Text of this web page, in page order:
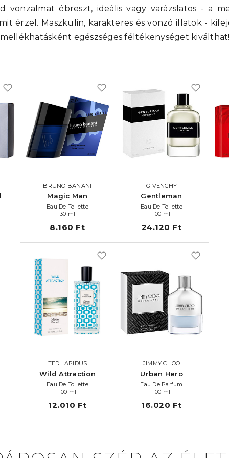
vonzalmat ébreszt, ideális vagy varázslatos - a
érzel. Maszkulin, karakteres és vonzó illatok -
egészséges féltékenységet
BRUNO BANANI
Magic Man
Eau De Toilette
30 ml
8.160 Ft
GIVENCHY
Gentleman
Eau De Toilette
100 ml
24.120 Ft
TED LAPIDUS
Wild Attraction
Eau De Toilette
100 ml
12.010 Ft
JIMMY CHOO
Urban Hero
Eau De Parfum
100 ml
16.020 Ft